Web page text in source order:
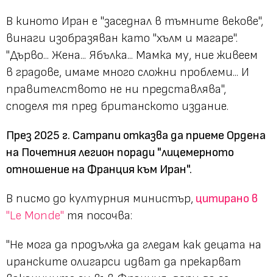
В киното Иран е "заседнал в тъмните векове",
винаги изобразяван като "хълм и магаре".
"Дърво... Жена... Ябълка... Мамка му, ние живеем
в градове, имаме много сложни проблеми... И
правителството не ни представлява",
споделя тя пред британското издание.
През 2025 г. Сатрапи отказва да приеме Ордена
на Почетния легион поради "лицемерното
отношение на Франция към Иран".
В писмо до културния министър, цитирано в
"Le Monde" тя посочва:
"Не мога да продължа да гледам как децата на
иранските олигарси идват да прекарват